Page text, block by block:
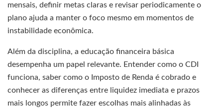
mensais, definir metas claras e revisar periodicamente o
plano ajuda a manter o foco mesmo em momentos de
instabilidade econômica.
Além da disciplina, a educação financeira básica
desempenha um papel relevante. Entender como o CDI
funciona, saber como o Imposto de Renda é cobrado e
conhecer as diferenças entre liquidez imediata e prazos
mais longos permite fazer escolhas mais alinhadas às